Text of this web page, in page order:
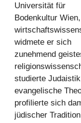
Universität für
Bodenkultur
widmete er sich
zunehmend
studierte
evangelische
profilierte sich
jüdischer